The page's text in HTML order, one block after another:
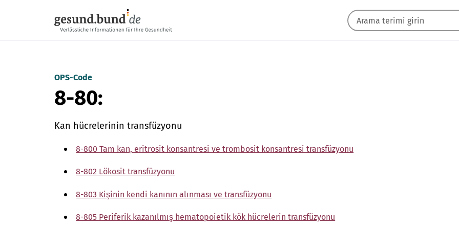
OPS-Code
8-80:
Kan hücrelerinin transfüzyonu
8-800 Tam kan, eritrosit konsantresi ve trombosit konsantresi transfüzyonu
8-802 Lökosit transfüzyonu
8-803 Kişinin kendi kanının alınması ve transfüzyonu
8-805 Periferik kazanılmış hematopoietik kök hücrelerin transfüzyonu